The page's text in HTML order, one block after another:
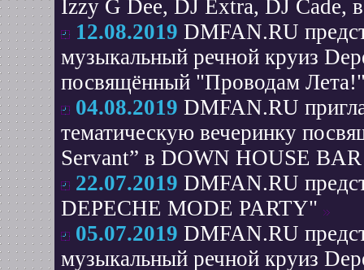
Izzy G Dee, DJ Extra, DJ Cade,
12.08.2019 DMFAN.RU
музыкальный речной круиз
посвящённый "Проводам
04.08.2019 DMFAN.RU
тематическую вечеринку
Servant” в DOWN HOUSE BAR
22.07.2019 DMFAN.RU
DEPECHE MODE PARTY"
05.07.2019 DMFAN.RU
музыкальный речной круиз